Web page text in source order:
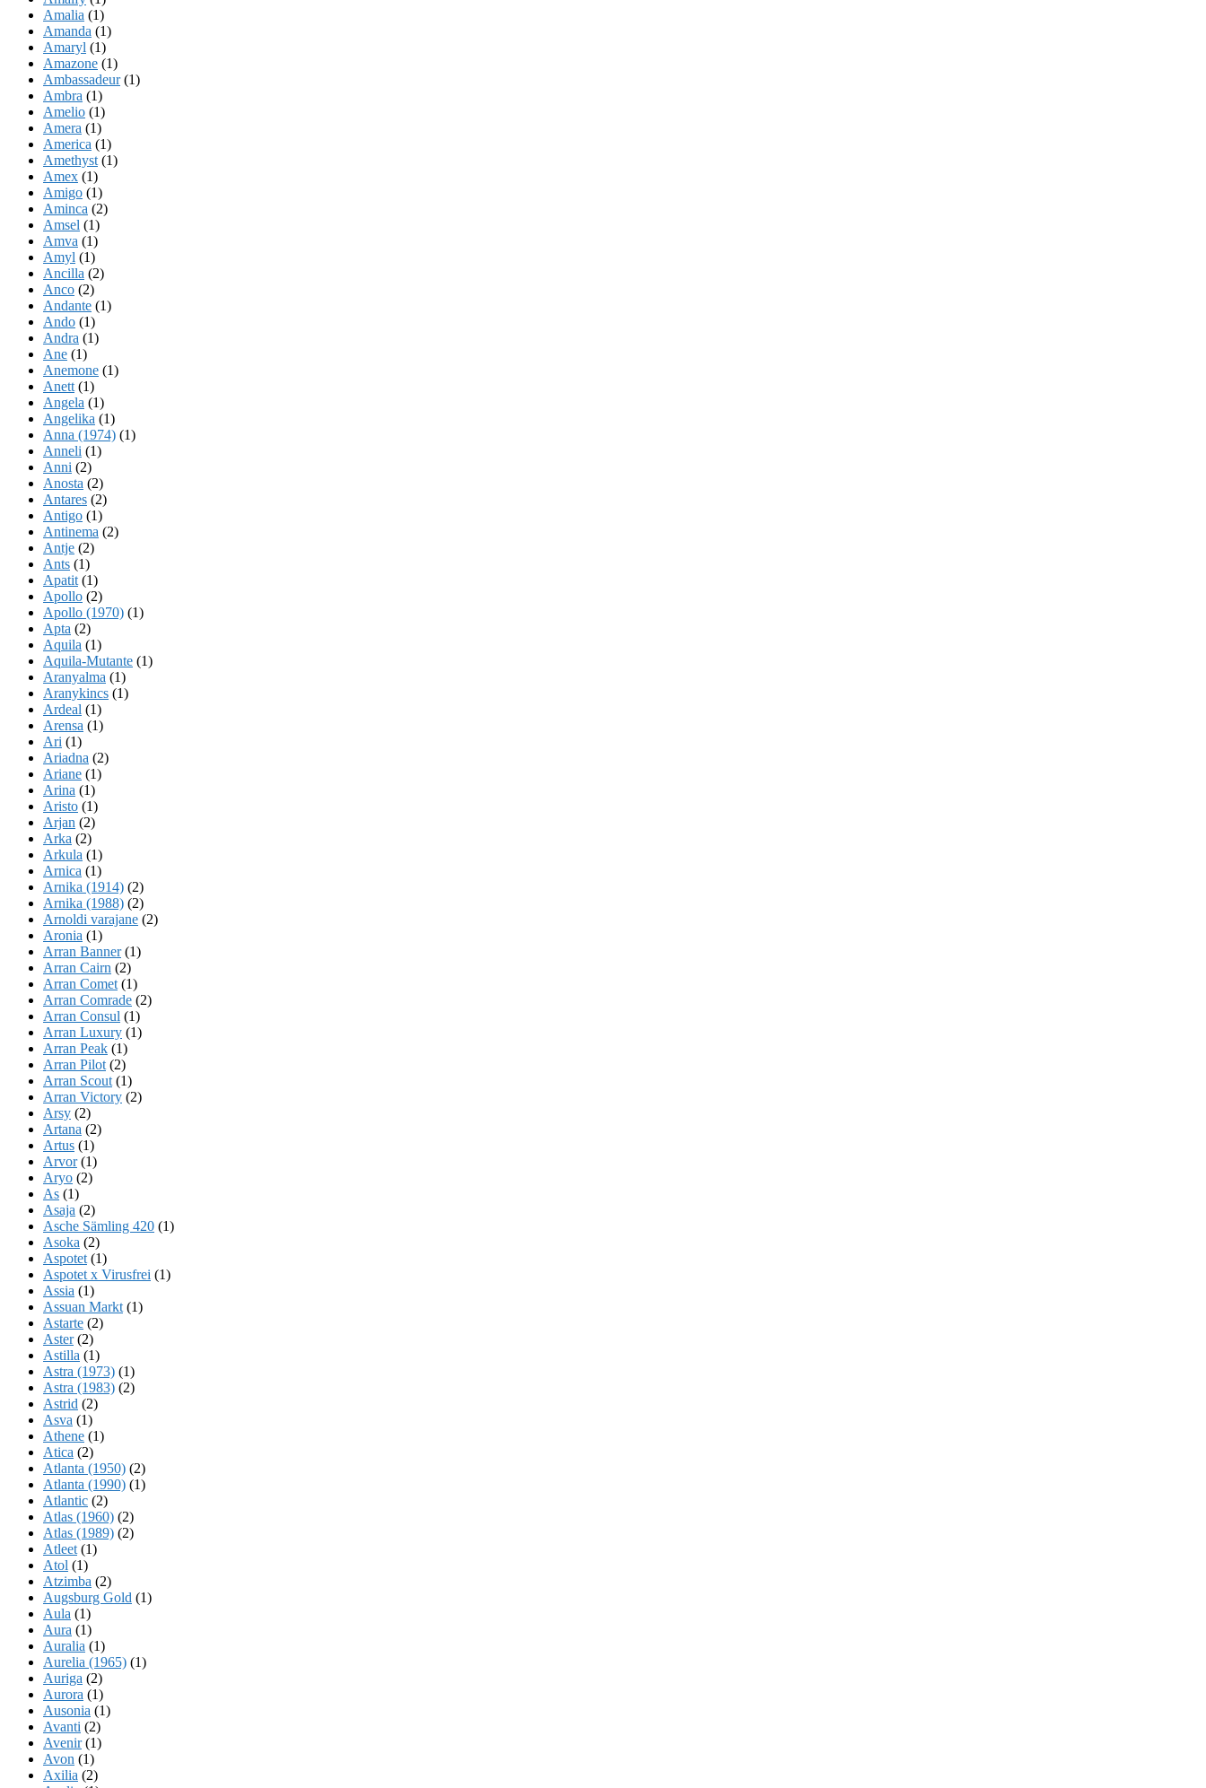
Amalia (1)
Amanda (1)
Amaryl (1)
Amazone (1)
Ambassadeur(1)
Ambra (1)
Amelio (1)
Amera (1)
America (1)
Amethyst (1)
Amex (1)
Amigo (1)
Aminca (2)
Amsel (1)
Amva (1)
Amyl (1)
Ancilla (2)
Anco (2)
Andante (1)
Ando (1)
Andra (1)
Ane (1)
Anemone (1)
Anett (1)
Angela (1)
Angelika (1)
Anna (1974) (1)
Anneli (1)
Anni (2)
Anosta (2)
Antares (2)
Antigo (1)
Antinema (2)
Antje (2)
Ants (1)
Apatit (1)
Apollo (2)
Apollo (1970) (1)
Apta (2)
Aquila (1)
Aquila-Mutante (1)
Aranyalma (1)
Aranykincs (1)
Ardeal (1)
Arensa (1)
Ari (1)
Ariadna (2)
Ariane (1)
Arina (1)
Aristo (1)
Arjan (2)
Arka (2)
Arkula (1)
Arnica (1)
Arnika (1914) (2)
Arnika (1988) (2)
Arnoldi varajane (2)
Aronia (1)
Arran Banner(1)
Arran Cairn (2)
Arran Comet (1)
Arran Comrade (2)
Arran Consul (1)
Arran Luxury (1)
Arran Peak (1)
Arran Pilot (2)
Arran Scout (1)
Arran Victory (2)
Arsy (2)
Artana (2)
Artus (1)
Arvor(1)
Aryo (2)
As (1)
Asaja (2)
Asche Sämling 420 (1)
Asoka (2)
Aspotet (1)
Aspotet x Virusfrei (1)
Assia (1)
Assuan Markt (1)
Astarte (2)
Aster(2)
Astilla (1)
Astra (1973) (1)
Astra (1983) (2)
Astrid (2)
Asva (1)
Athene (1)
Atica (2)
Atlanta (1950) (2)
Atlanta (1990) (1)
Atlantic (2)
Atlas (1960) (2)
Atlas (1989) (2)
Atleet (1)
Atol (1)
Atzimba (2)
Augsburg Gold (1)
Aula (1)
Aura (1)
Auralia (1)
Aurelia (1965) (1)
Auriga (2)
Aurora (1)
Ausonia (1)
Avanti (2)
Avenir(1)
Avon (1)
Axilia (2)